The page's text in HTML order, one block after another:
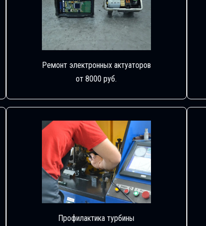
Ремонт электронных актуаторов
от 8000 руб.
Профилактика турбины